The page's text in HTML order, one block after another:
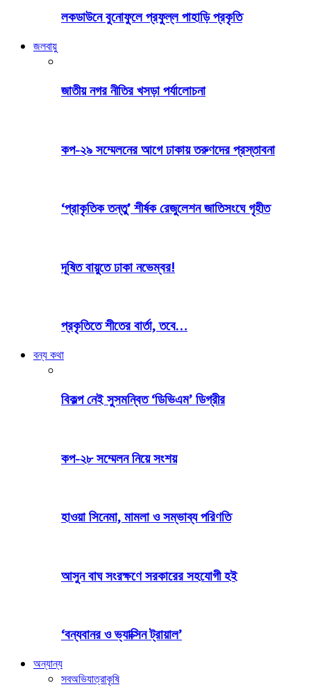
লকডাউনে বুনোফুলে প্রফুল্ল পাহাড়ি প্রকৃতি
জলবায়ু
জাতীয় নগর নীতির খসড়া পর্যালোচনা
কপ-২৯ সম্মেলনের আগে ঢাকায় তরুণদের প্রস্তাবনা
‘প্রাকৃতিক তন্তু’ শীর্ষক রেজুলেশন জাতিসংঘে গৃহীত
দূষিত বায়ুতে ঢাকা নভেম্বর!
প্রকৃতিতে শীতের বার্তা, তবে…
বন্য কথা
বিকল্প নেই সুসমন্বিত ‘ডিভিএম’ ডিগ্রীর
কপ-২৮ সম্মেলন নিয়ে সংশয়
হাওয়া সিনেমা, মামলা ও সম্ভাব্য পরিণতি
আসুন বাঘ সংরক্ষণে সরকারের সহযোগী হই
‘বন্যবানর ও ভ্যাক্সিন ট্রায়াল’
অন্যান্য
সবঅভিযাত্রাকৃষি